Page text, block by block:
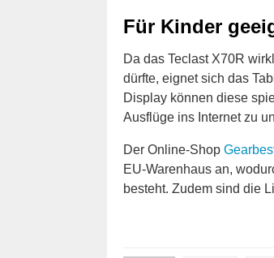
Für Kinder
Da das Teclast X70R
dürfte, eignet sich das
Display können diese
Ausflüge ins Internet zu
Der Online-Shop
EU-Warenhaus an,
besteht. Zudem sind die